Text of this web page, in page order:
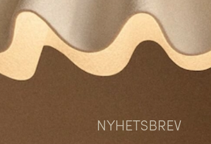
NYHETSBREV